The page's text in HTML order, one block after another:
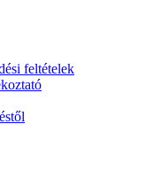
feltételek